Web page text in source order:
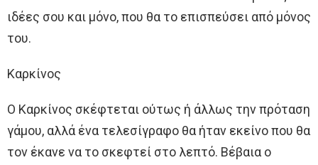
ιδέες σου και μόνο, που θα το επισπεύσει από μόνος
του.
Καρκίνος
Ο Καρκίνος σκέφτεται ούτως ή άλλως την πρόταση
γάμου, αλλά ένα τελεσίγραφο θα ήταν εκείνο που θα
τον έκανε να το σκεφτεί στο λεπτό. Βέβαια ο